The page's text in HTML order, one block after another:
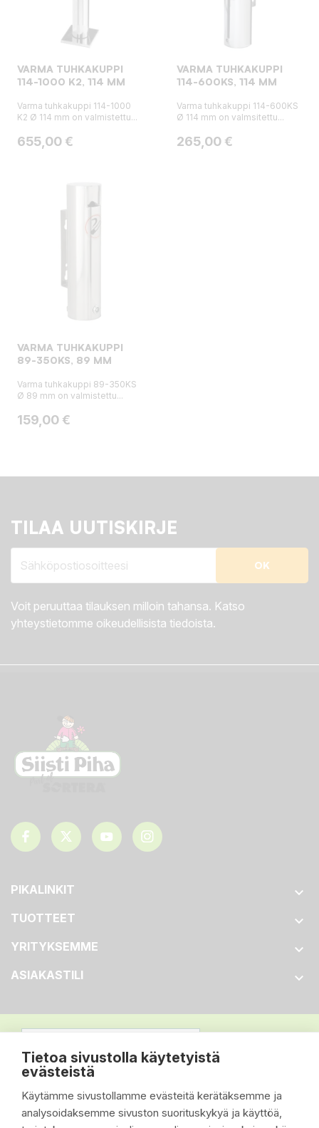
Tietoa sivustolla käytetyistä
evästeistä
Käytämme sivustollamme evästeitä kerätäksemme ja
analysoidaksemme sivuston suorituskykyä ja käyttöä,
VARMA TUHKAKUPPI
114-1000 K2, 114 MM
Varma tuhkakuppi 114-1000
K2 Ø 114 mm on valmistettu...
Hinta
655,00 €
VARMA TUHKAKUPPI
114-600KS, 114 MM
Varma tuhkakuppi 114-600KS
Ø 114 mm on valmsitettu...
Hinta
265,00 €
VARMA TUHKAKUPPI
89-350KS, 89 MM
Varma tuhkakuppi 89-350KS
Ø 89 mm on valmistettu...
Hinta
159,00 €
TILAA UUTISKIRJE
Voit peruuttaa tilauksen milloin tahansa. Katso
yhteystietomme oikeudellisista tiedoista.
PIKALINKIT 
TUOTTEET 
YRITYKSEMME 
ASIAKASTILI 